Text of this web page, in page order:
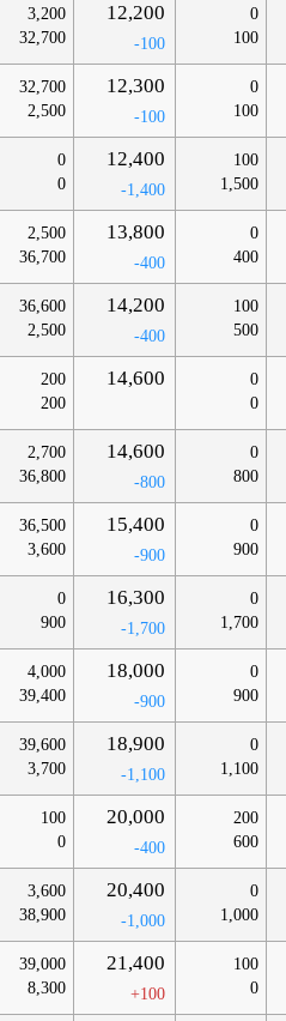
3,200
32,700
12,200
-100
0
100
32,700
2,500
12,300
-100
0
100
0
0
12,400
-1,400
100
1,500
2,500
36,700
13,800
-400
0
400
36,600
2,500
14,200
-400
100
500
200
200
14,600
0
0
2,700
36,800
14,600
-800
0
800
36,500
3,600
15,400
-900
0
900
0
900
16,300
-1,700
0
1,700
4,000
39,400
18,000
-900
0
900
39,600
3,700
18,900
-1,100
0
1,100
100
0
20,000
-400
200
600
3,600
38,900
20,400
-1,000
0
1,000
39,000
8,300
21,400
+100
100
0